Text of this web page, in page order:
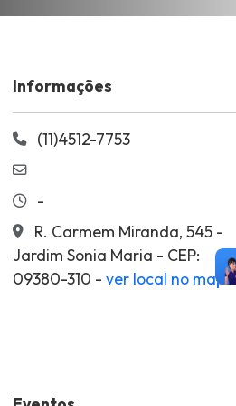
Informações
(11)4512-7753
-
R. Carmem Miranda, 545 -
Jardim Sonia Maria - CEP:
09380-310 - ver local no mapa